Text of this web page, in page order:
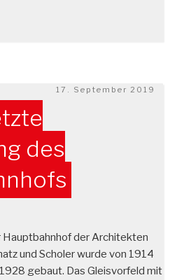
Veröffentlicht
17. September 2019
des
Hauptbahnhof der Architekten
und Scholer wurde von 1914
gebaut. Das Gleisvorfeld mit